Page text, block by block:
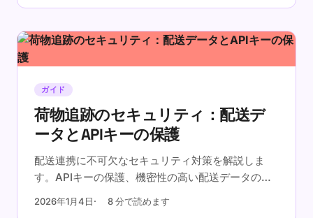
ガイド
荷物追跡のセキュリティ：配送デ
ータとAPIキーの保護
配送連携に不可欠なセキュリティ対策を解説しま
す。APIキーの保護、機密性の高い配送データの取
り扱い、送り状番号の列挙攻撃の防止、データプラ
イバシー規制への準拠方法をご紹介します。
2026年1月4日 8 分で読めます